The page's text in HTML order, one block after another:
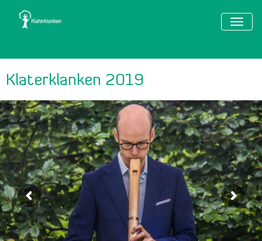
Klaterklanken 2019